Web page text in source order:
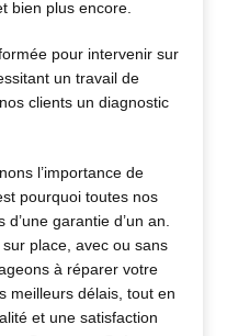
bien plus encore.
pour intervenir sur
un travail de
clients un diagnostic
l’importance de
pourquoi toutes nos
garantie d’un an.
place, avec ou sans
à réparer votre
meilleurs délais, tout en
et une satisfaction